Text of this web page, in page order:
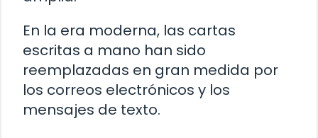
En la era moderna, las cartas
escritas a mano han sido
reemplazadas en gran medida por
los correos electrónicos y los
mensajes de texto.